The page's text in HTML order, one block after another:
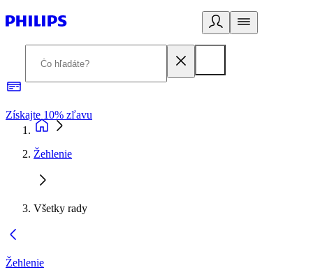
Získajte 10% zľavu
Žehlenie
Všetky rady
Žehlenie